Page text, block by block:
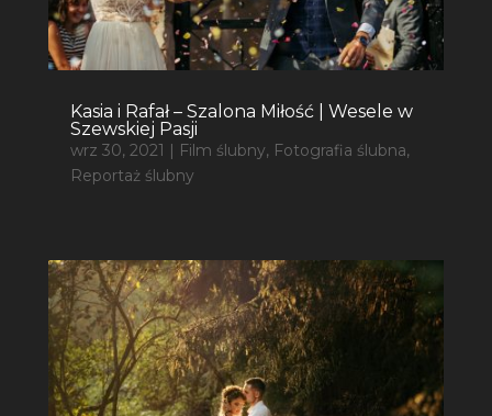
Kasia i Rafał – Szalona Miłość | Wesele w
Szewskiej Pasji
wrz 30, 2021 | Film ślubny, Fotografia ślubna,
Reportaż ślubny